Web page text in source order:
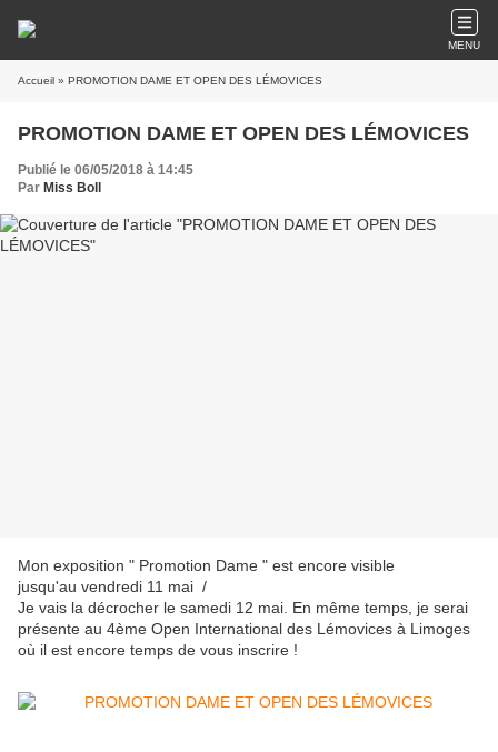
MENU
Accueil » PROMOTION DAME ET OPEN DES LÉMOVICES
PROMOTION DAME ET OPEN DES LÉMOVICES
Publié le 06/05/2018 à 14:45
Par Miss Boll
Mon exposition " Promotion Dame " est encore visible
jusqu'au vendredi 11 mai /
Je vais la décrocher le samedi 12 mai. En même temps, je serai
présente au 4ème Open International des Lémovices à Limoges
où il est encore temps de vous inscrire !